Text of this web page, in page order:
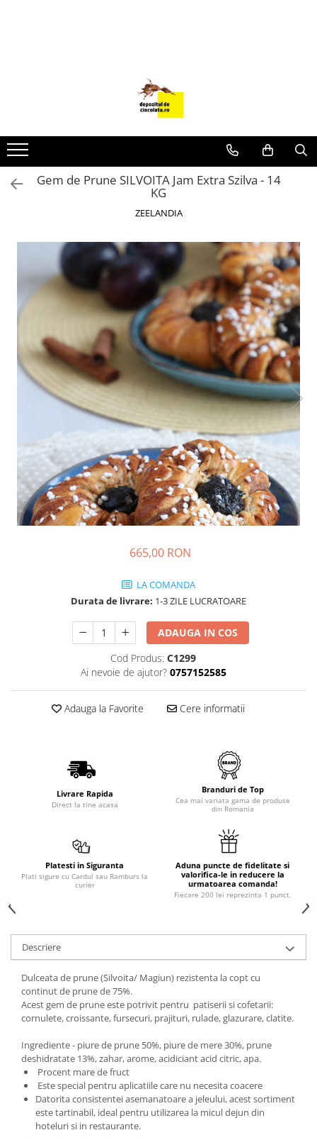
GLAZURI, UMPLUTURI, CREME
USTENSILE SI FORME SILICON
PASTA DE ZAHAR
FRISCA, UNT, LAPTE CONDENSAT
COJI TARTE
AROME
Gem de Prune SILVOITA Jam Extra Szilva - 14
KG
ZEELANDIA
665,00 RON
LA COMANDA
Durata de livrare: 1-3 ZILE LUCRATOARE
ADAUGA IN COS
Cod Produs: C1299
Ai nevoie de ajutor? 0757152585
Adauga la Favorite Cere informatii
Livrare Rapida
Direct la tine acasa
Branduri de Top
Cea mai variata gama de produse
din Romania
Platesti in Siguranta
Plati sigure cu Cardul sau Ramburs la
curier
Aduna puncte de fidelitate si
valorifica-le in reducere la
urmatoarea comanda!
Fiecare 200 lei reprezinta 1 punct.
Descriere
Dulceata de prune (Silvoita/ Magiun) rezistenta la copt cu
continut de prune de 75%.
Acest gem de prune este potrivit pentru patiserii si cofetarii:
cornulete, croissante, fursecuri, prajituri, rulade, glazurare, clatite.
Ingrediente - piure de prune 50%, piure de mere 30%, prune
deshidratate 13%, zahar, arome, acidiciant acid citric, apa.
Procent mare de fruct
Este special pentru aplicatiile care nu necesita coacere
Datorita consistentei asemanatoare a jeleului, acest sortiment
este tartinabil, ideal pentru utilizarea la micul dejun din
hoteluri si in restaurante.